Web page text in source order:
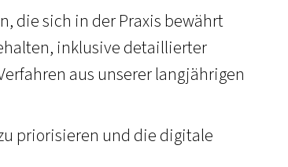
die sich in der Praxis bewährt
inklusive detaillierter
aus unserer langjährigen
priorisieren und die digitale